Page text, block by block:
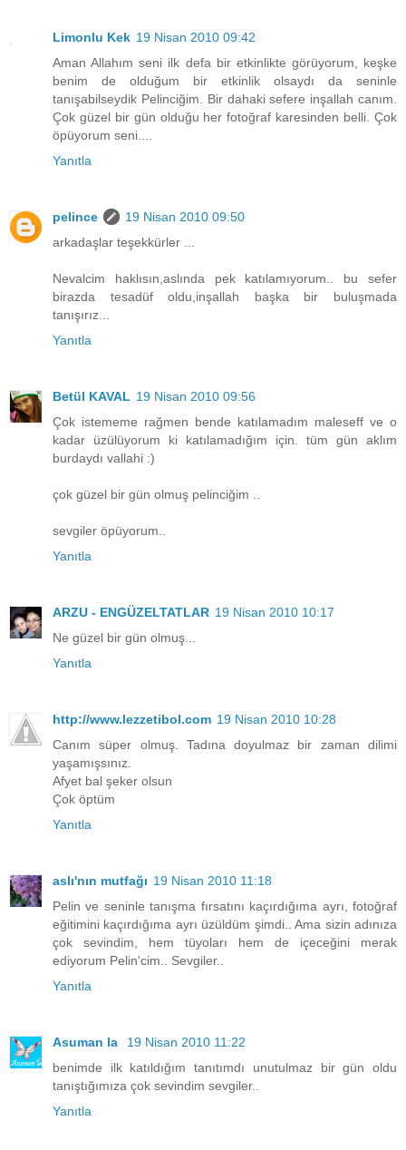
Limonlu Kek 19 Nisan 2010 09:42
Aman Allahım seni ilk defa bir etkinlikte görüyorum, keşke
benim de olduğum bir etkinlik olsaydı da seninle
tanışabilseydik Pelinciğim. Bir dahaki sefere inşallah canım.
Çok güzel bir gün olduğu her fotoğraf karesinden belli. Çok
öpüyorum seni....
Yanıtla
pelince
19 Nisan 2010 09:50
arkadaşlar teşekkürler ...
Nevalcim haklısın,aslında pek katılamıyorum.. bu sefer
birazda tesadüf oldu,inşallah başka bir buluşmada
tanışırız...
Yanıtla
Betül KAVAL 19 Nisan 2010 09:56
Çok istememe rağmen bende katılamadım maleseff ve o
kadar üzülüyorum ki katılamadığım için. tüm gün aklım
burdaydı vallahi :)
çok güzel bir gün olmuş pelinciğim ..
sevgiler öpüyorum..
Yanıtla
ARZU - ENGÜZELTATLAR 19 Nisan 2010 10:17
Ne güzel bir gün olmuş...
Yanıtla
http://www.lezzetibol.com 19 Nisan 2010 10:28
Canım süper olmuş. Tadına doyulmaz bir zaman dilimi
yaşamışsınız.
Afyet bal şeker olsun
Çok öptüm
Yanıtla
aslı'nın mutfağı 19 Nisan 2010 11:18
Pelin ve seninle tanışma fırsatını kaçırdığıma ayrı, fotoğraf
eğitimini kaçırdığıma ayrı üzüldüm şimdi.. Ama sizin adınıza
çok sevindim, hem tüyoları hem de içeceğini merak
ediyorum Pelin'cim.. Sevgiler..
Yanıtla
Asuman la
19 Nisan 2010 11:22
benimde ilk katıldığım tanıtımdı unutulmaz bir gün oldu
tanıştığımıza çok sevindim sevgiler..
Yanıtla